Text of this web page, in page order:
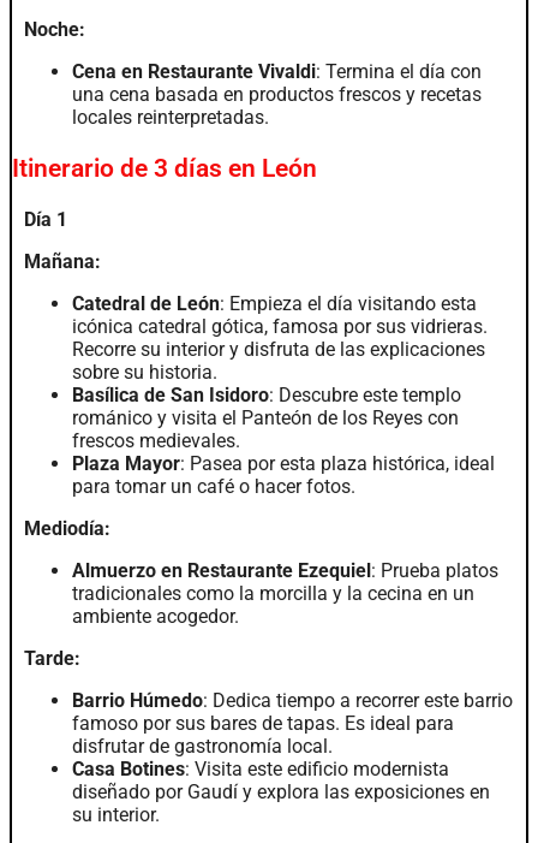
Noche:
Cena en Restaurante Vivaldi: Termina el día con
una cena basada en productos frescos y recetas
locales reinterpretadas.
Itinerario de 3 días en León
Día 1
Mañana:
Catedral de León: Empieza el día visitando esta
icónica catedral gótica, famosa por sus vidrieras.
Recorre su interior y disfruta de las explicaciones
sobre su historia.
Basílica de San Isidoro: Descubre este templo
románico y visita el Panteón de los Reyes con
frescos medievales.
Plaza Mayor: Pasea por esta plaza histórica, ideal
para tomar un café o hacer fotos.
Mediodía:
Almuerzo en Restaurante Ezequiel: Prueba platos
tradicionales como la morcilla y la cecina en un
ambiente acogedor.
Tarde:
Barrio Húmedo: Dedica tiempo a recorrer este barrio
famoso por sus bares de tapas. Es ideal para
disfrutar de gastronomía local.
Casa Botines: Visita este edificio modernista
diseñado por Gaudí y explora las exposiciones en
su interior.